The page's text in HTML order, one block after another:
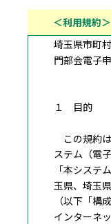
＜利用規約＞
埼玉県市町
門部会電子
１ 目的
この規約
ステム（電
「本システ
玉県、埼玉
（以下「構
インターネ